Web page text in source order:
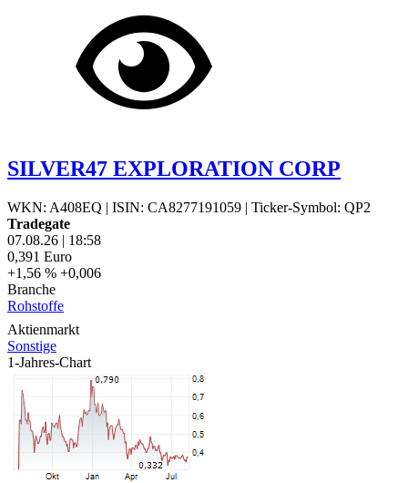
SILVER47 EXPLORATION CORP
WKN: A408EQ | ISIN: CA8277191059 | Ticker-Symbol: QP2
Tradegate
07.08.26 | 18:58
0,391 Euro
+1,56 % +0,006
Branche
Rohstoffe
Aktienmarkt
Sonstige
1-Jahres-Chart